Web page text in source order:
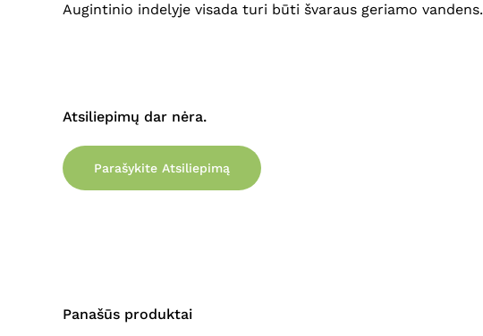
Augintinio indelyje visada turi būti švaraus geriamo vandens.
Atsiliepimų dar nėra.
Parašykite Atsiliepimą
Panašūs produktai